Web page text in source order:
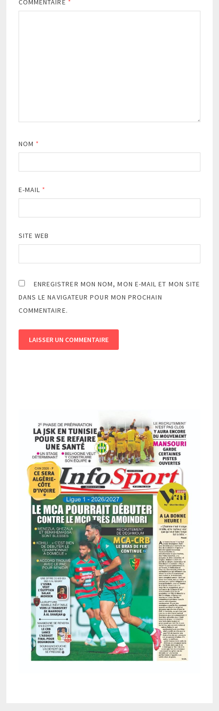
COMMENTAIRE *
NOM *
E-MAIL *
SITE WEB
ENREGISTRER MON NOM, MON E-MAIL ET MON SITE
DANS LE NAVIGATEUR POUR MON PROCHAIN
COMMENTAIRE.